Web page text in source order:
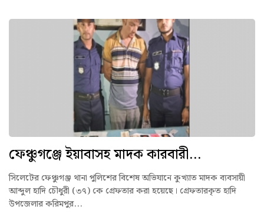
ফেঞ্চুগঞ্জে ইয়াবাসহ মাদক কারবারী...
সিলেটের ফেঞ্চুগঞ্জ থানা পুলিশের বিশেষ অভিযানে কুখ্যাত মাদক ব্যবসায়ী
আব্দুল হাদি চৌধুরী (৩৭) কে গ্রেফতার করা হয়েছে। গ্রেফতারকৃত হাদি
উপজেলার করিমপুর...